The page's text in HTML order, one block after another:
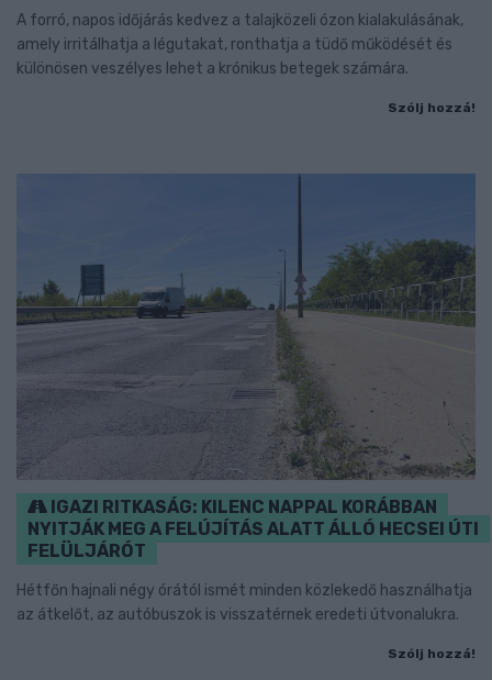
A forró, napos időjárás kedvez a talajközeli ózon kialakulásának,
amely irritálhatja a légutakat, ronthatja a tüdő működését és
különösen veszélyes lehet a krónikus betegek számára.
Szólj hozzá!
IGAZI RITKASÁG: KILENC NAPPAL KORÁBBAN
NYITJÁK MEG A FELÚJÍTÁS ALATT ÁLLÓ HECSEI ÚTI
FELÜLJÁRÓT
Hétfőn hajnali négy órától ismét minden közlekedő használhatja
az átkelőt, az autóbuszok is visszatérnek eredeti útvonalukra.
Szólj hozzá!